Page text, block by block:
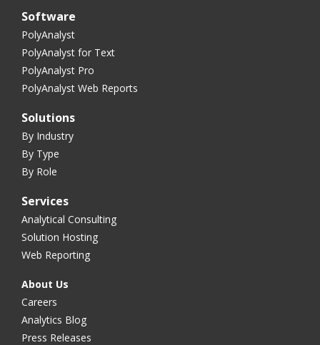
Software
PolyAnalyst
PolyAnalyst for Text
PolyAnalyst Pro
PolyAnalyst Web Reports
Solutions
By Industry
By Type
By Role
Services
Analytical Consulting
Solution Hosting
Web Reporting
About Us
Careers
Analytics Blog
Press Releases